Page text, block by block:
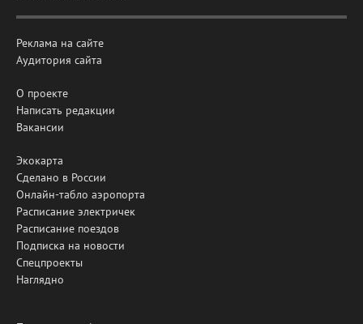
Реклама на сайте
Аудитория сайта
О проекте
Написать редакции
Вакансии
Экокарта
Сделано в России
Онлайн-табло аэропорта
Расписание электричек
Расписание поездов
Подписка на новости
Спецпроекты
Наглядно